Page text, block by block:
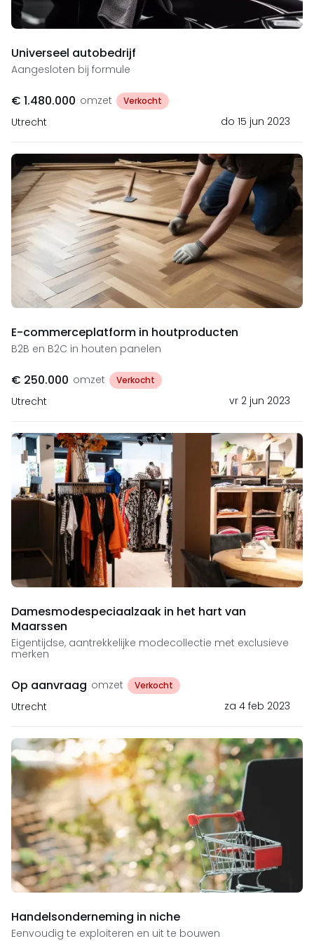
Universeel autobedrijf
Aangesloten bij formule
€ 1.480.000 omzet Verkocht
Utrecht do 15 jun 2023
E-commerceplatform in houtproducten
B2B en B2C in houten panelen
€ 250.000 omzet Verkocht
Utrecht vr 2 jun 2023
Damesmodespeciaalzaak in het hart van
Maarssen
Eigentijdse, aantrekkelijke modecollectie met exclusieve
merken
Op aanvraag omzet Verkocht
Utrecht za 4 feb 2023
Handelsonderneming in niche
Eenvoudig te exploiteren en uit te bouwen